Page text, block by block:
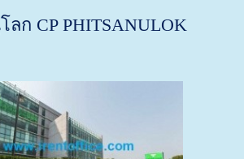
ก CP PHITSANULOK